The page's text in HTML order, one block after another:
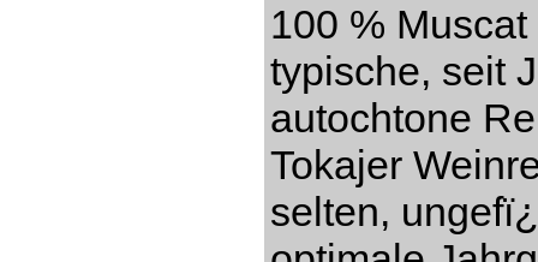
100 %
typische, seit
autochtone
Tokajer
selten,